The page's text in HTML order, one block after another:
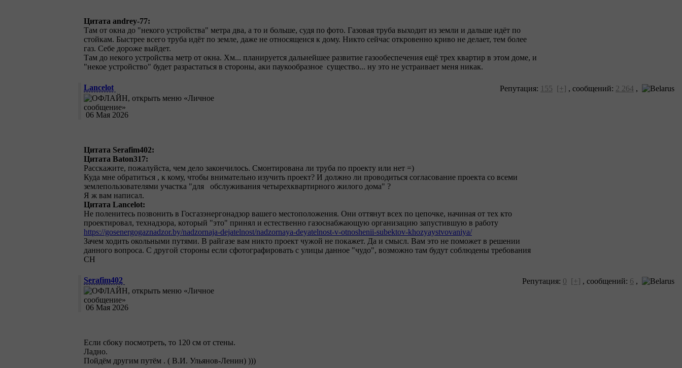
Цитата andrey-77:
Там от окна до "некого устройства" метра два, а то и больше, судя по фото. Газовая труба выходит из земли и дальше идёт по
стойкам. Быстрее всего труба идёт по земле, даже не относящеися к дому. Никто сейчас откровенно криво не делает, тем более
газ. Себе дороже выйдет.
Там до некого устройства метр от окна. Хм... планируется дальнейшее развитие газообеспечения ещё трех квартир в этом доме, и
"некое устройство" будет разрастаться в стороны, аки паукообразное существо... ну это не устраивает меня никак.
Lancelot
06 Мая 2026
Репутация: 155 [+] , сообщений: 2 264 ,
Цитата Serafim402:
Цитата Baton317:
Расскажите, пожалуйста, чем дело закончилось. Смонтирована ли труба по проекту или нет =)
Куда мне обратиться , к кому, чтобы внимательно изучить проект? И должно ли проводиться согласование проекта со всеми
землепользователями участка "для обслуживания четырехквартирного жилого дома" ?
Я ж вам написал.
Цитата Lancelot:
Не поленитесь позвонить в Госгазэнергонадзор вашего местоположения. Они оттянут всех по цепочке, начиная от тех кто
проектировал, технадзора, который "это" принял и естественно газоснабжающую организацию запустившую в работу
https://gosenergogaznadzor.by/nadzornaja-dejatelnost/nadzornaya-deyatelnost-v-otnoshenii-subektov-khozyaystvovaniya/
Зачем ходить окольными путями. В райгазе вам никто проект чужой не покажет. Да и смысл. Вам это не поможет в решении
данного вопроса. С другой стороны если сфотографировать с улицы данное "чудо", возможно там будут соблюдены требования
СН
Serafim402
06 Мая 2026
Репутация: 0 [+] , сообщений: 6 ,
Если сбоку посмотреть, то 120 см от стены.
Ладно.
Пойдём другим путём . ( В.И. Ульянов-Ленин) )))